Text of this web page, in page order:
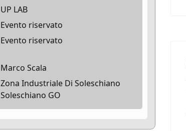
UP LAB
Evento riservato
Evento riservato
Marco Scala
Zona Industriale Di Soleschiano
Soleschiano GO